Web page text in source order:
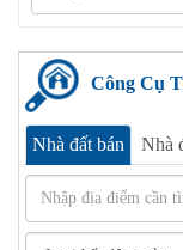
Công Cụ
Nhà đất bán Nhà